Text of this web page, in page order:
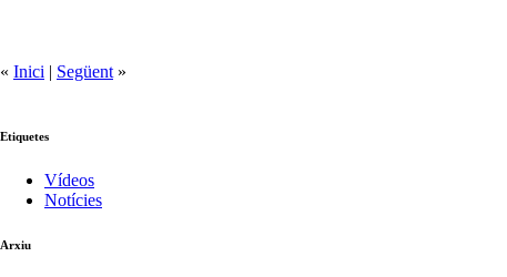
« Inici | Següent »
Etiquetes
Vídeos
Notícies
Arxiu